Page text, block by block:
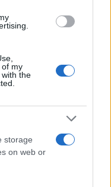
of my
the
storage
on web or
σε 1,2 δισ.
της ΡΑΕ ότι η
αγορά της
νωρίτερα, από
ο
μόνο την
2022.